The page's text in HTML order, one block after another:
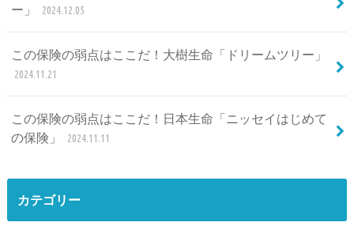
ー」
2024.12.05
この保険の弱点はここだ！大樹生命「ドリームツリー」
2024.11.21
この保険の弱点はここだ！日本生命「ニッセイはじめて
の保険」
2024.11.11
カテゴリー